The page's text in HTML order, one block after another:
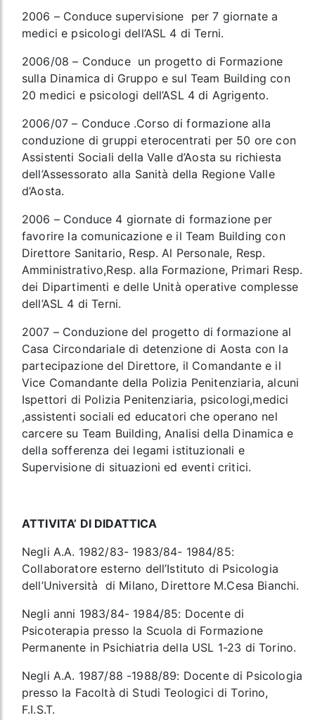
2006 – Conduce supervisione per 7 giornate a
medici e psicologi dell’ASL 4 di Terni.
2006/08 – Conduce un progetto di Formazione
sulla Dinamica di Gruppo e sul Team Building con
20 medici e psicologi dell’ASL 4 di Agrigento.
2006/07 – Conduce .Corso di formazione alla
conduzione di gruppi eterocentrati per 50 ore con
Assistenti Sociali della Valle d’Aosta su richiesta
dell’Assessorato alla Sanità della Regione Valle
d’Aosta.
2006 – Conduce 4 giornate di formazione per
favorire la comunicazione e il Team Building con
Direttore Sanitario, Resp. Al Personale, Resp.
Amministrativo,Resp. alla Formazione, Primari Resp.
dei Dipartimenti e delle Unità operative complesse
dell’ASL 4 di Terni.
2007 – Conduzione del progetto di formazione al
Casa Circondariale di detenzione di Aosta con la
partecipazione del Direttore, il Comandante e il
Vice Comandante della Polizia Penitenziaria, alcuni
Ispettori di Polizia Penitenziaria, psicologi,medici
,assistenti sociali ed educatori che operano nel
carcere su Team Building, Analisi della Dinamica e
della sofferenza dei legami istituzionali e
Supervisione di situazioni ed eventi critici.
ATTIVITA’ DI DIDATTICA
Negli A.A. 1982/83- 1983/84- 1984/85:
Collaboratore esterno dell’Istituto di Psicologia
dell’Università di Milano, Direttore M.Cesa Bianchi.
Negli anni 1983/84- 1984/85: Docente di
Psicoterapia presso la Scuola di Formazione
Permanente in Psichiatria della USL 1-23 di Torino.
Negli A.A. 1987/88 -1988/89: Docente di Psicologia
presso la Facoltà di Studi Teologici di Torino,
F.I.S.T.